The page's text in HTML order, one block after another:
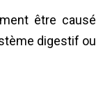
être causé
digestif ou